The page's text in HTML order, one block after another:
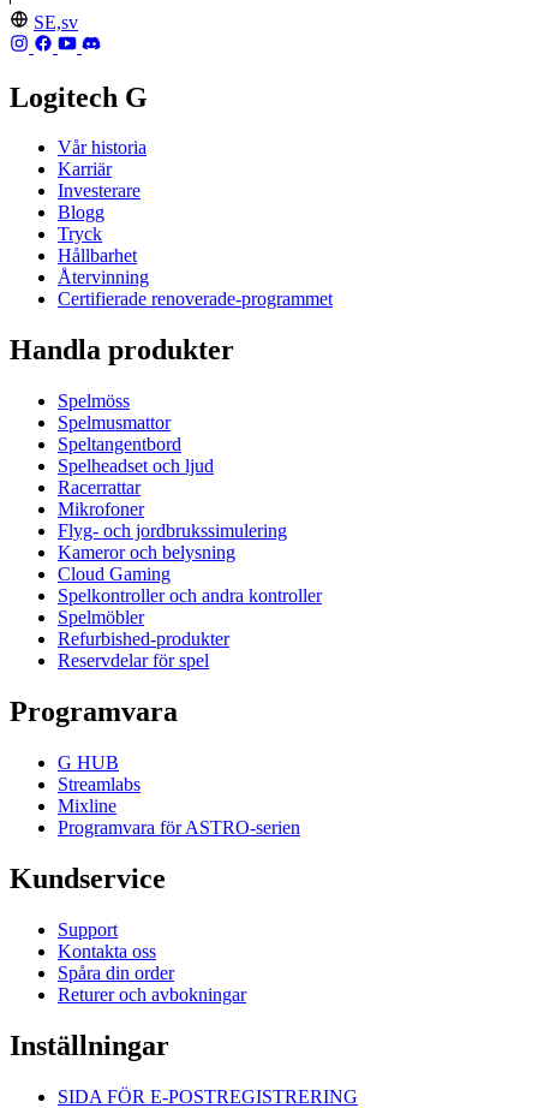
SE,sv
Logitech G
Vår historia
Karriär
Investerare
Blogg
Tryck
Hållbarhet
Återvinning
Certifierade renoverade-programmet
Handla produkter
Spelmöss
Spelmusmattor
Speltangentbord
Spelheadset och ljud
Racerrattar
Mikrofoner
Flyg- och jordbrukssimulering
Kameror och belysning
Cloud Gaming
Spelkontroller och andra kontroller
Spelmöbler
Refurbished-produkter
Reservdelar för spel
Programvara
G HUB
Streamlabs
Mixline
Programvara för ASTRO-serien
Kundservice
Support
Kontakta oss
Spåra din order
Returer och avbokningar
Inställningar
SIDA FÖR E-POSTREGISTRERING